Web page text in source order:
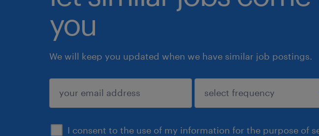
you
We will keep you updated when we have similar job postings.
I consent to the use of my information for the purpose of
submit